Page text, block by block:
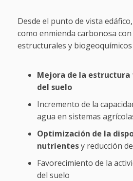
Desde el punto de vista
como enmienda carbonosa
estructurales y biogeoquímicos
Mejora de la estructura
del suelo
Incremento de la
agua en sistemas
Optimización de la
nutrientesy reducción
Favorecimiento de la
del suelo